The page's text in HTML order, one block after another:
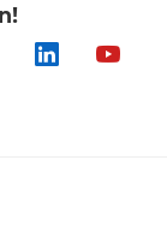
Elektronik